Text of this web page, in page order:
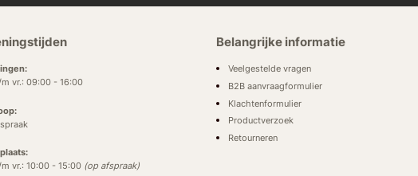
vr.: 09:00 - 16:00
vr.: 10:00 - 15:00 (op afspraak)
Belangrijke informatie
Veelgestelde vragen
B2B aanvraagformulier
Klachtenformulier
Productverzoek
Retourneren